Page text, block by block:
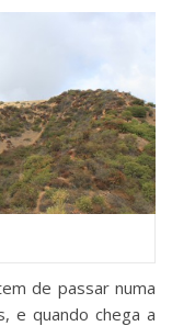
de passar numa
e quando chega a